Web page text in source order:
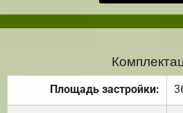
Площадь застройки: